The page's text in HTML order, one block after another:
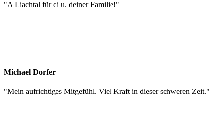
"A Liachtal für di u. deiner Familie!"
Michael Dorfer
"Mein aufrichtiges Mitgefühl. Viel Kraft in dieser schweren Zeit."